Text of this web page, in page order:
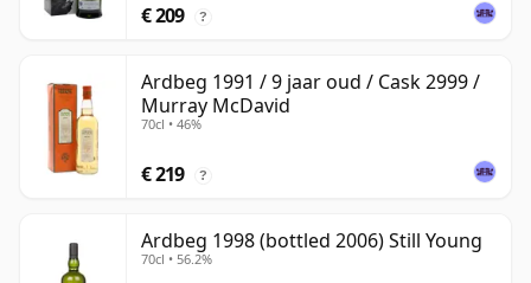
€ 209 ?
Ardbeg 1991 / 9 jaar oud / Cask 2999 /
Murray McDavid
70cl • 46%
€ 219 ?
Ardbeg 1998 (bottled 2006) Still Young
70cl • 56.2%